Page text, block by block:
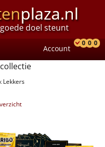
plaza.nl
doel steunt
Account
0 0 0
collectie
Lekkers